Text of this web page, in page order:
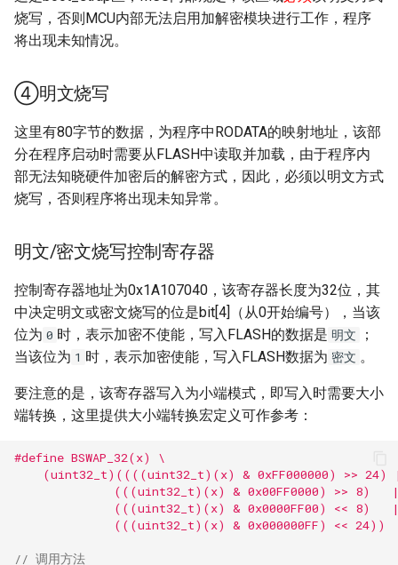
烧写，否则MCU内部无法启用加解密模块进行工作，程序
将出现未知情况。
④明文烧写
这里有80字节的数据，为程序中RODATA的映射地址，该部
分在程序启动时需要从FLASH中读取并加载，由于程序内
部无法知晓硬件加密后的解密方式，因此，必须以明文方式
烧写，否则程序将出现未知异常。
明文/密文烧写控制寄存器
控制寄存器地址为0x1A107040，该寄存器长度为32位，其
中决定明文或密文烧写的位是bit[4]（从0开始编号），当该
位为 0 时，表示加密不使能，写入FLASH的数据是 明文
；
当该位为 1 时，表示加密使能，写入FLASH数据为 密文 。
要注意的是，该寄存器写入为小端模式，即写入时需要大小
端转换，这里提供大小端转换宏定义可作参考：
#define BSWAP_32(x) \
(uint32_t)((((uint32_t)(x) & 0xFF000000) >> 24)
(((uint32_t)(x) & 0x00FF0000) >> 8)
(((uint32_t)(x) & 0x0000FF00) << 8)
              (((uint32_t)(x) & 0x000000FF) << 24))
// 调用方法